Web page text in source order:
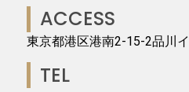
ACCESS
東京都港区港南2-15-2品川
TEL